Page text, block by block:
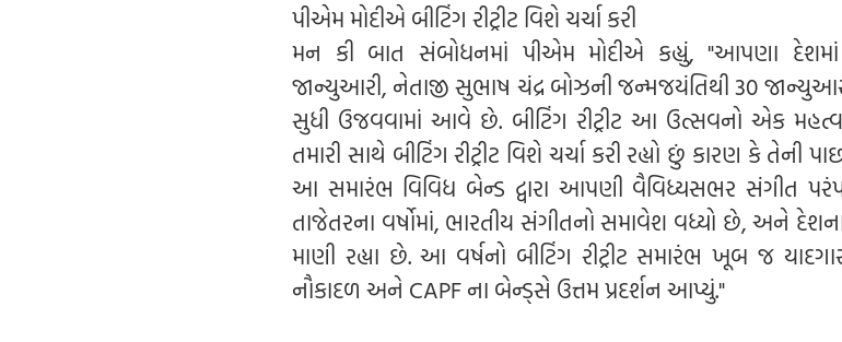
પીએમ મોદીએ બીટિંગ રીટ્રીટ વિશે ચર્ચા કરી
મન કી બાત સંબોધનમાં પીએમ મોદીએ કહ્યું, "આપણા દેશમાં
જાન્યુઆરી, નેતાજી સુભાષ ચંદ્ર બોઝની જન્મજયંતિથી 30
સુધી ઉજવવામાં આવે છે. બીટિંગ રીટ્રીટ આ ઉત્સવનો એક
તમારી સાથે બીટિંગ રીટ્રીટ વિશે ચર્ચા કરી રહ્યો છું કારણ કે
આ સમારંભ વિવિધ બેન્ડ દ્વારા આપણી વૈવિધ્યસભર સંગીત
તાજેતરના વર્ષોમાં, ભારતીય સંગીતનો સમાવેશ વધ્યો છે, અને
માણી રહ્યા છે. આ વર્ષનો બીટિંગ રીટ્રીટ સમારંભ ખૂબ જ
નૌકાદળ અને CAPF ના બેન્ડ્સે ઉત્તમ પ્રદર્શન આપ્યું."